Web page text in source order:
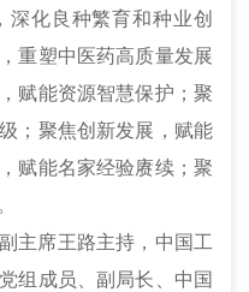
化良种繁育和种业创
重塑中医药高质量发展
赋能资源智慧保护；聚
；聚焦创新发展，赋能
赋能名家经验赓续；聚
主席王路主持，中国工
组成员、副局长、中国